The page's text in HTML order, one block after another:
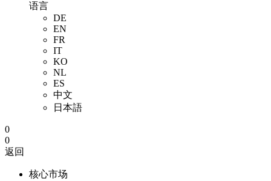
语言
DE
EN
FR
IT
KO
NL
ES
中文
日本語
0
0
返回
核心市场